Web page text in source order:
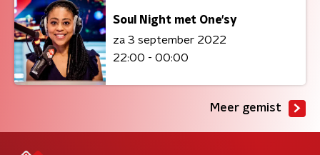
Soul Night met One'sy
za 3 september 2022
22:00 - 00:00
Meer gemist